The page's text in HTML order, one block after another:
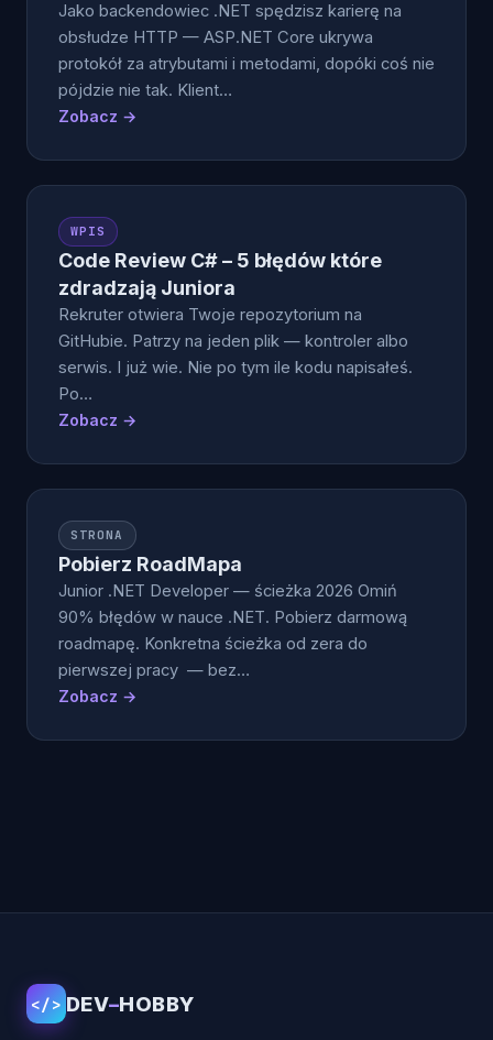
Jako backendowiec .NET spędzisz karierę na
obsłudze HTTP — ASP.NET Core ukrywa
protokół za atrybutami i metodami, dopóki coś nie
pójdzie nie tak. Klient…
Zobacz →
WPIS
Code Review C# – 5 błędów które
zdradzają Juniora
Rekruter otwiera Twoje repozytorium na
GitHubie. Patrzy na jeden plik — kontroler albo
serwis. I już wie. Nie po tym ile kodu napisałeś.
Po…
Zobacz →
STRONA
Pobierz RoadMapa
Junior .NET Developer — ścieżka 2026 Omiń
90% błędów w nauce .NET. Pobierz darmową
roadmapę. Konkretna ścieżka od zera do
pierwszej pracy — bez…
Zobacz →
</> DEV–HOBBY